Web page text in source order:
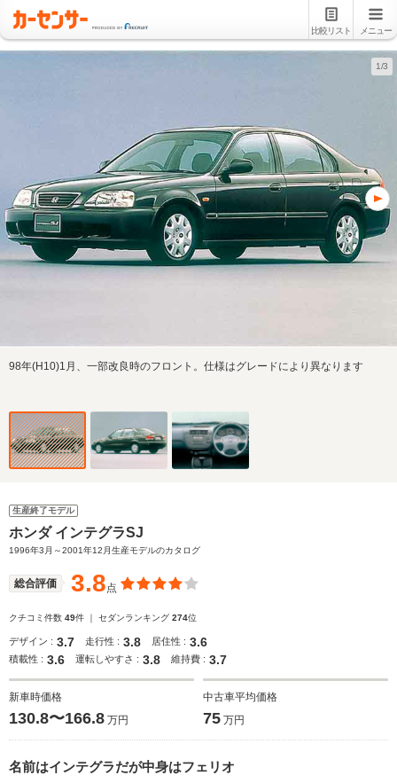
比較リスト メニュー
1/3
98年(H10)1月、一部改良時のフロント。仕様はグレードにより異なります
生産終了モデル
ホンダ インテグラSJ
1996年3月～2001年12月生産モデルのカタログ
総合評価 3.8点
クチコミ件数 49件 ｜ セダンランキング 274位
デザイン : 3.7 走行性 : 3.8 居住性 : 3.6
積載性 : 3.6 運転しやすさ : 3.8 維持費 : 3.7
新車時価格
130.8〜166.8 万円
中古車平均価格
75 万円
名前はインテグラだが中身はフェリオ